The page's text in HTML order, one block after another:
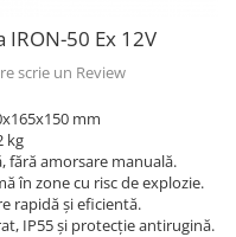
50 Ex 12V
scrie un Review
mm
kg
fără amorsare manuală.
în zone cu risc de explozie.
rapidă și eficientă.
IP55 și protecție antirugină.